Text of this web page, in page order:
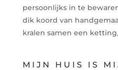
persoonlijks in te
dik koord van
kralen samen een
MIJN HUIS IS